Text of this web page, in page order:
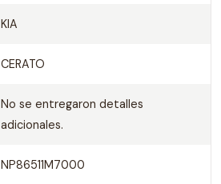
KIA
CERATO
No se entregaron detalles
adicionales.
NP86511M7000